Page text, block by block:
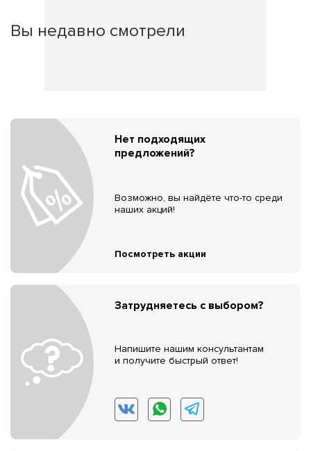
Вы недавно смотрели
Нет подходящих
предложений?
Возможно, вы найдёте что-то среди
наших акций!
Посмотреть акции
Затрудняетесь с выбором?
Напишите нашим консультантам
и получите быстрый ответ!